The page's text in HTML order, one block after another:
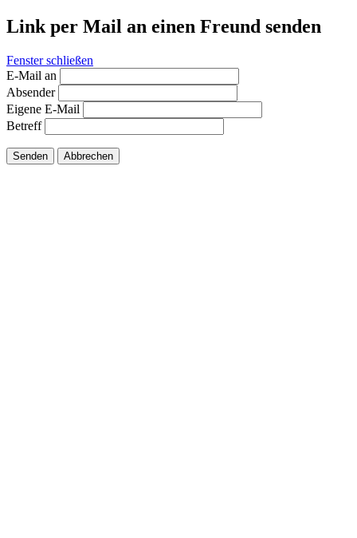
Link per Mail an einen Freund senden
Fenster schließen
E-Mail an
Absender
Eigene E-Mail
Betreff
Senden Abbrechen